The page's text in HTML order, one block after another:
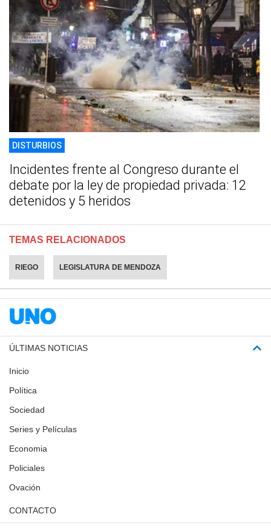
DISTURBIOS
Incidentes frente al Congreso durante el
debate por la ley de propiedad privada: 12
detenidos y 5 heridos
TEMAS RELACIONADOS
RIEGO LEGISLATURA DE MENDOZA
ÚLTIMAS NOTICIAS
Inicio
Política
Sociedad
Series y Películas
Economia
Policiales
Ovación
CONTACTO